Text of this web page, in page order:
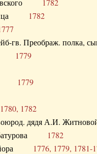
1782
1782
гв. Преображ.
1779
1779
1780, 1782
дядя А.И.
1782
1776, 1779, 1781-